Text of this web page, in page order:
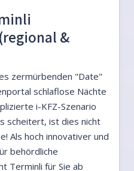
&
zermürbenden "Date"
schlaflose Nächte
i-KFZ-Szenario
scheitert, ist dies nicht
Als hoch innovativer und
behördliche
Terminli für Sie ab